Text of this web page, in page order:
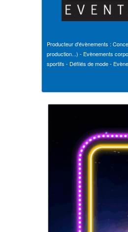
Producteur d'évènements :
production...) - Evènements
sportifs - Défilés de mode -